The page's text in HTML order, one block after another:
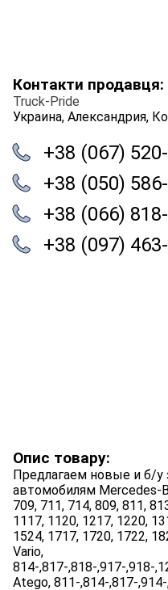
Контакти продавця:
Truck-Pride
Украина, Александрия,
+38 (067)
+38 (050)
+38 (066)
+38 (097)
Опис товару:
Предлагаем новые и б/у
автомобилям Mercedes-
709, 711, 714, 809, 811,
1117, 1120, 1217, 1220,
1524, 1717, 1720, 1722,
Vario,
814-,817-,818-,917-,918-
Atego, 811-,814-,817-